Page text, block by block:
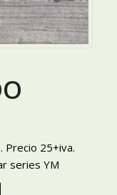
Precio 25+iva.
series YM